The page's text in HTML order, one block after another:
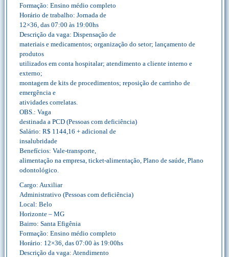
Formação: Ensino médio completo
Horário de trabalho: Jornada de
12×36, das 07:00 às 19:00hs
Descrição da vaga: Dispensação de
materiais e medicamentos; organização do setor; lançamento de
produtos
utilizados em conta hospitalar; atendimento a cliente interno e
externo;
montagem de kits de procedimentos; reposição de carrinho de
emergência e
atividades correlatas.
OBS.: Vaga
destinada a PCD (Pessoas com deficiência)
Salário: R$ 1144,16 + adicional de
insalubridade
Benefícios: Vale-transporte,
alimentação na empresa, ticket-alimentação, Plano de saúde, Plano
odontológico.
Cargo: Auxiliar
Administrativo (Pessoas com deficiência)
Local: Belo
Horizonte – MG
Bairro: Santa Efigênia
Formação: Ensino médio completo
Horário: 12×36, das 07:00 às 19:00hs
Descrição da vaga: Atendimento